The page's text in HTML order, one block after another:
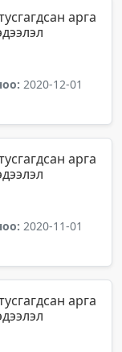
арга
2020-12-01
арга
2020-11-01
арга